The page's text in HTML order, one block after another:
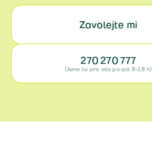
Zavolejte mi
270 270 777
(Jsme tu pro vás po-pá 8-18 h)